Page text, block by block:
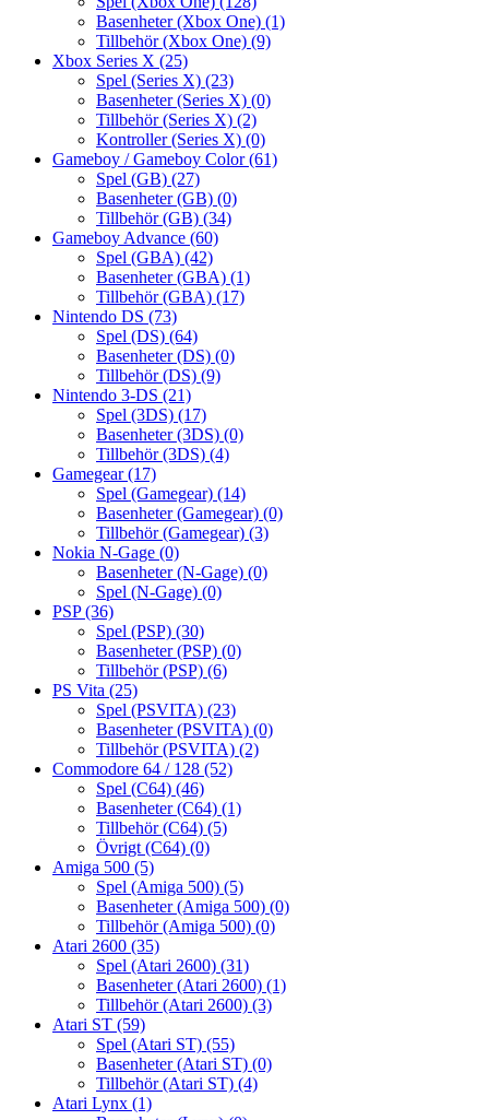
Basenheter (Xbox One) (1)
Tillbehör (Xbox One) (9)
Xbox Series X (25)
Spel (Series X) (23)
Basenheter (Series X) (0)
Tillbehör (Series X) (2)
Kontroller (Series X) (0)
Gameboy / Gameboy Color(61)
Spel (GB) (27)
Basenheter (GB) (0)
Tillbehör (GB) (34)
Gameboy Advance (60)
Spel (GBA) (42)
Basenheter (GBA) (1)
Tillbehör (GBA) (17)
Nintendo DS (73)
Spel (DS) (64)
Basenheter (DS) (0)
Tillbehör (DS) (9)
Nintendo 3-DS (21)
Spel (3DS) (17)
Basenheter (3DS) (0)
Tillbehör (3DS) (4)
Gamegear(17)
Spel (Gamegear) (14)
Basenheter (Gamegear) (0)
Tillbehör (Gamegear) (3)
Nokia N-Gage (0)
Basenheter (N-Gage) (0)
Spel (N-Gage) (0)
PSP(36)
Spel (PSP) (30)
Basenheter (PSP) (0)
Tillbehör (PSP) (6)
PS Vita (25)
Spel (PSVITA) (23)
Basenheter (PSVITA) (0)
Tillbehör (PSVITA) (2)
Commodore 64 / 128 (52)
Spel (C64) (46)
Basenheter (C64) (1)
Tillbehör (C64) (5)
Övrigt (C64) (0)
Amiga 500 (5)
Spel (Amiga 500) (5)
Basenheter (Amiga 500) (0)
Tillbehör (Amiga 500) (0)
Atari 2600 (35)
Spel (Atari 2600) (31)
Basenheter (Atari 2600) (1)
Tillbehör (Atari 2600) (3)
Atari ST (59)
Spel (Atari ST) (55)
Basenheter (Atari ST) (0)
Tillbehör (Atari ST) (4)
Atari Lynx (1)